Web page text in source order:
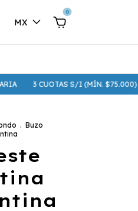
MX
0
S/I (MÍN. $75.000) - 6
. Buzo